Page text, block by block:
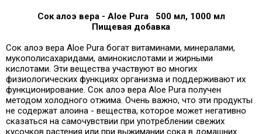
Сок алоэ вера - Aloe Pura 500 мл, 1000 мл
Пищевая добавка
Сок алоэ вера Aloe Pura богат витаминами, минералами,
мукополисахаридами, аминокислотами и жирными
кислотами. Эти вещества участвуют во многих
физиологических функциях организма и поддерживают их
функционирование. Сок алоэ вера Aloe Pura получен
методом холодного отжима. Очень важно, что эти продукты
не содержат алоина - вещества, которое может негативно
сказаться на самочувствии при употреблении свежих
кусочков растения или при выжимании сока в домашних